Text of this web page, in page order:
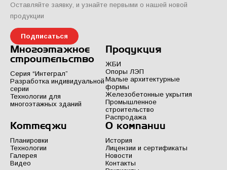
Оставляйте заявку, и узнайте первыми о нашей новой
продукции
Подписаться
Многоэтажное
строительство
Серия “Интеграл”
Разработка индивидуальной
серии
Технологии для
многоэтажных зданий
Продукция
ЖБИ
Опоры ЛЭП
Малые архитектурные
формы
Железобетонные укрытия
Промышленное
строительство
Распродажа
Коттеджи
Планировки
Технологии
Галерея
Видео
О компании
История
Лицензии и сертификаты
Новости
Контакты